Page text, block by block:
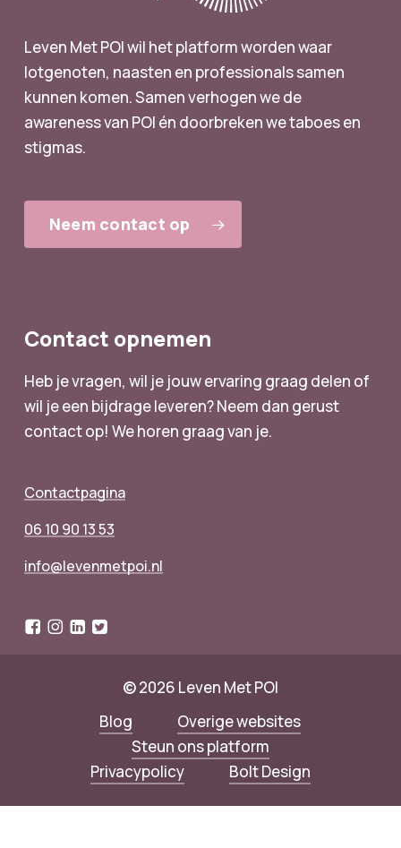
Leven Met POI wil het platform worden waar
lotgenoten, naasten en professionals samen
kunnen komen. Samen verhogen we de
awareness van POI én doorbreken we taboes en
stigmas.
Neem contact op
Contact opnemen
Heb je vragen, wil je jouw ervaring graag delen of
wil je een bijdrage leveren? Neem dan gerust
contact op! We horen graag van je.
Contactpagina
06 10 90 13 53
info@levenmetpoi.nl
©2026 Leven Met POI
Blog
Overige websites
Steun ons platform
Privacypolicy
Bolt Design